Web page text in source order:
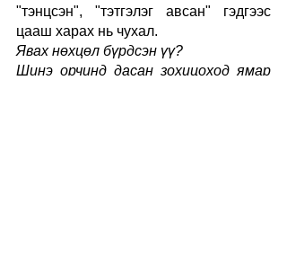
"тэнцсэн", "тэтгэлэг авсан" гэдгээс
цааш харах нь чухал.
Явах нөхцөл бүрдсэн үү?
Шинэ орчинд дасан зохицоход ямар